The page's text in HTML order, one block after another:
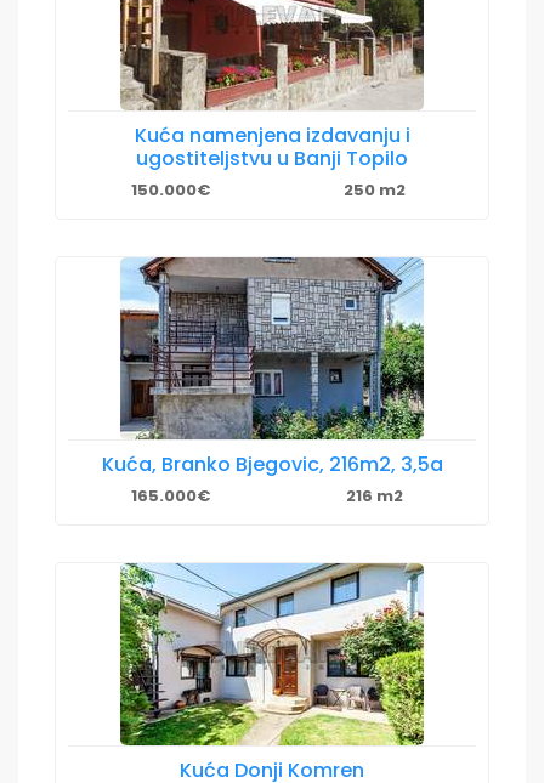
Kuća namenjena izdavanju i
ugostiteljstvu u Banji Topilo
150.000€ 250 m2
Kuća, Branko Bjegovic, 216m2, 3,5a
165.000€ 216 m2
Kuća Donji Komren